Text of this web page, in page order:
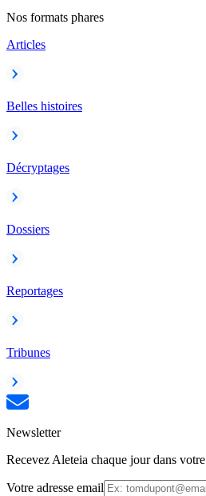
Nos formats phares
Articles
Belles histoires
Décryptages
Dossiers
Reportages
Tribunes
Newsletter
Recevez Aleteia chaque jour dans
Votre adresse email